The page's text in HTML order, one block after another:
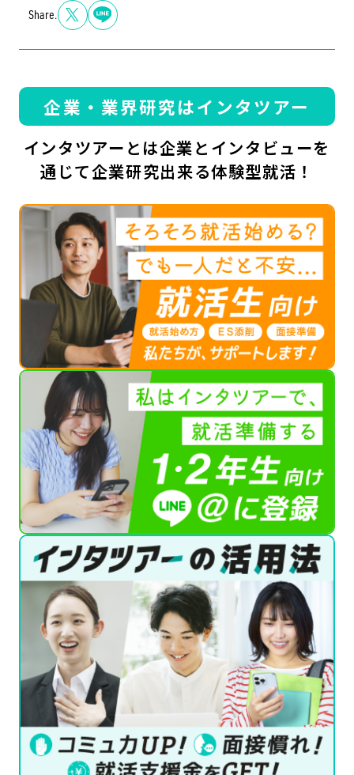
Share.
企業・業界研究はインタツアー
インタツアーとは企業とインタビューを
通じて企業研究出来る体験型就活！